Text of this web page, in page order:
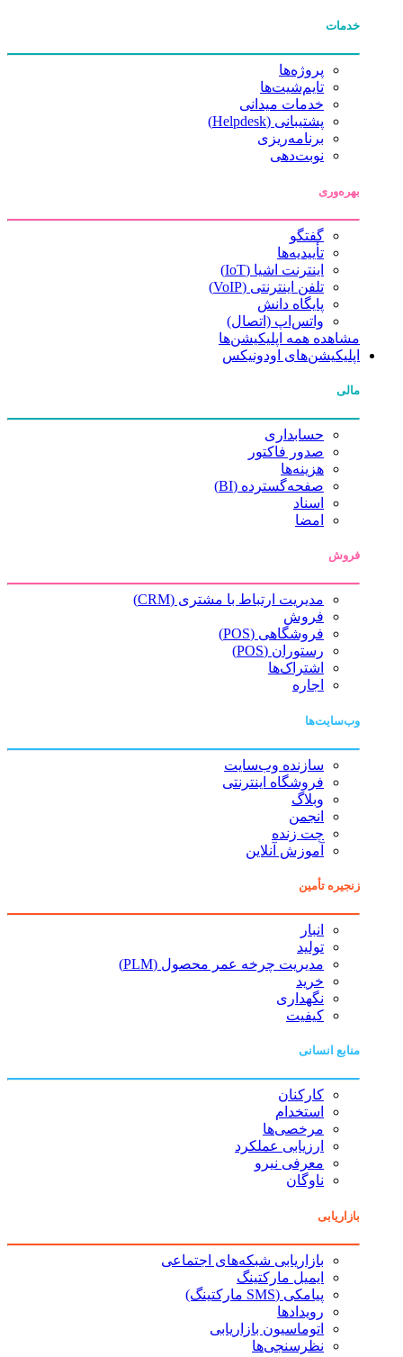
خدمات
پروژه‌ها
تایم‌شیت‌ها
خدمات میدانی
پشتیبانی (Helpdesk)
برنامه‌ریزی
نوبت‌دهی
بهره‌وری
گفتگو
تأییدیه‌ها
اینترنت اشیا (IoT)
تلفن اینترنتی (VoIP)
پایگاه دانش
واتس‌اپ (اتصال)
مشاهده همه اپلیکیشن‌ها
اپلیکیشن‌های اودونیکس
مالی
حسابداری
صدور فاکتور
هزینه‌ها
صفحه‌گسترده (BI)
اسناد
امضا
فروش
مدیریت ارتباط با مشتری (CRM)
فروش
فروشگاهی (POS)
رستوران (POS)
اشتراک‌ها
اجاره
وب‌سایت‌ها
سازنده وب‌سایت
فروشگاه اینترنتی
وبلاگ
انجمن
چت زنده
آموزش آنلاین
زنجیره تأمین
انبار
تولید
مدیریت چرخه عمر محصول (PLM)
خرید
نگهداری
کیفیت
منابع انسانی
کارکنان
استخدام
مرخصی‌ها
ارزیابی عملکرد
معرفی نیرو
ناوگان
بازاریابی
بازاریابی شبکه‌های اجتماعی
ایمیل مارکتینگ
پیامکی (SMS مارکتینگ)
رویدادها
اتوماسیون بازاریابی
نظرسنجی‌ها